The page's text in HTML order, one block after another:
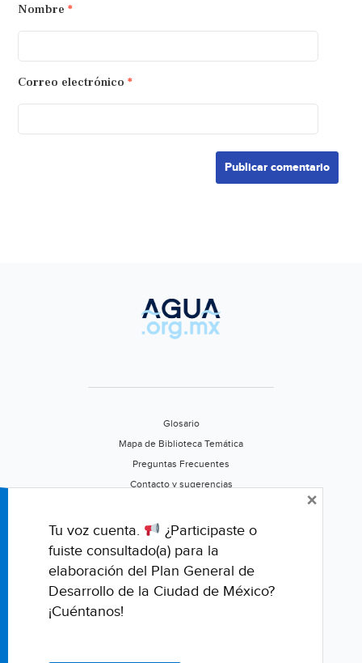
Nombre *
Correo electrónico *
Glosario
Mapa de Biblioteca Temática
Preguntas Frecuentes
Contacto y sugerencias
Califica este portal
Tu voz cuenta.
¿Participaste o
fuiste consultado(a) para la
elaboración del Plan General de
Desarrollo de la Ciudad de México?
¡Cuéntanos!
×